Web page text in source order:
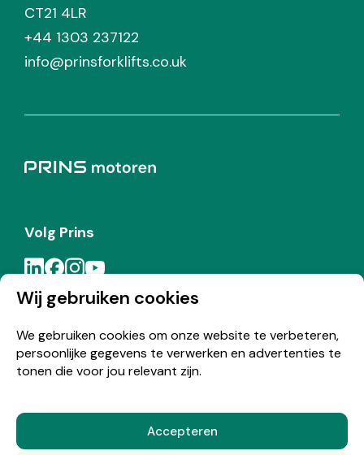
Wij gebruiken cookies
We gebruiken cookies om onze website te verbeteren,
persoonlijke gegevens te verwerken en advertenties te
tonen die voor jou relevant zijn.
Accepteren
CT21 4LR
+44 1303 237122
info@prinsforklifts.co.uk
Volg Prins
Meld je aan voor de Prins nieuwsbrief
© Copyright 2026 Prins